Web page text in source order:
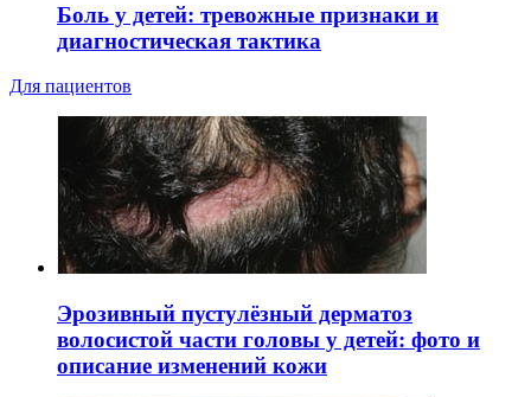
Боль у детей: тревожные признаки и
диагностическая тактика
Для пациентов
Эрозивный пустулёзный дерматоз
волосистой части головы у детей: фото и
описание изменений кожи